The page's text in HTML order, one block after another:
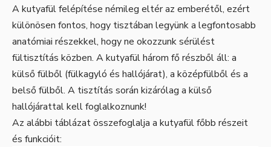
A kutyafül felépítése némileg eltér az emberétől, ezért
különösen fontos, hogy tisztában legyünk a legfontosabb
anatómiai részekkel, hogy ne okozzunk sérülést
fültisztítás közben. A kutyafül három fő részből áll: a
külső fülből (fülkagyló és hallójárat), a középfülből és a
belső fülből. A tisztítás során kizárólag a külső
hallójárattal kell foglalkoznunk!
Az alábbi táblázat összefoglalja a kutyafül főbb részeit
és funkcióit: